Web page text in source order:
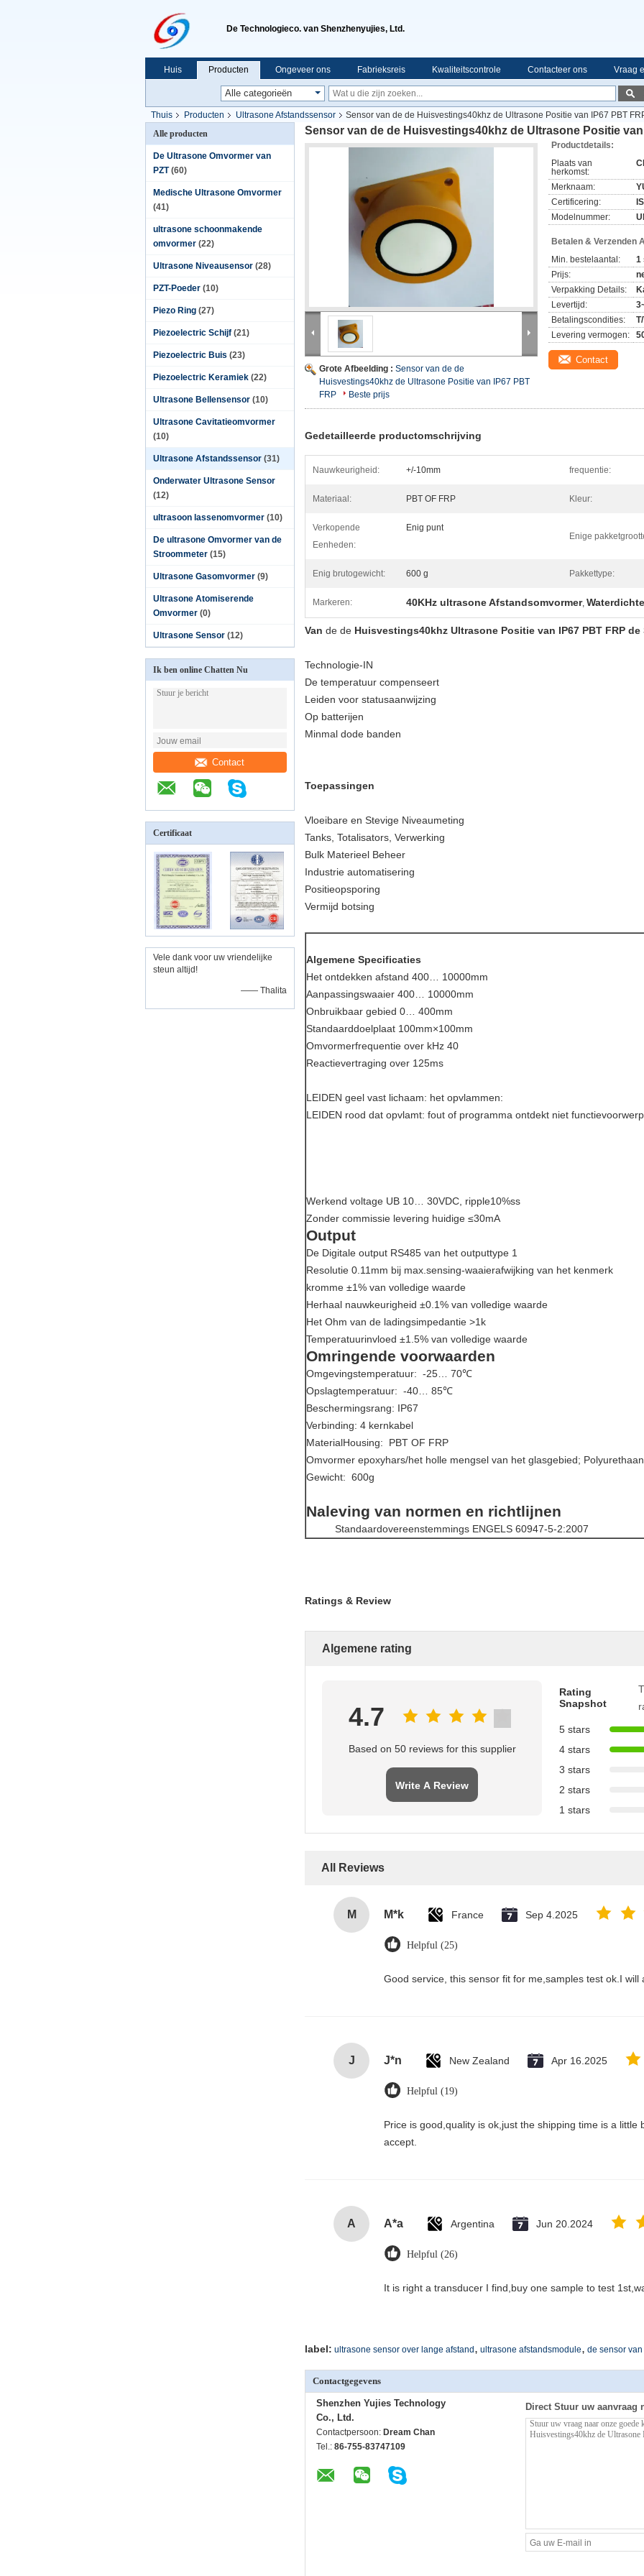
De Technologieco. van Shenzhenyujies, Ltd.
Huis Producten Ongeveer ons Fabrieksreis Kwaliteitscontrole Contacteer ons Vraag
Thuis Producten Ultrasone Afstandssensor
Sensor van de de Huisvestings40khz de Ultrasone Positie van IP67 PBT
Alle producten
De Ultrasone Omvormer van
PZT (60)
Medische Ultrasone Omvormer
(41)
ultrasone schoonmakende
omvormer (22)
Ultrasone Niveausensor (28)
PZT-Poeder (10)
Piezo Ring (27)
Piezoelectric Schijf (21)
Piezoelectric Buis (23)
Piezoelectric Keramiek (22)
Ultrasone Bellensensor (10)
Ultrasone Cavitatieomvormer
(10)
Ultrasone Afstandssensor (31)
Onderwater Ultrasone Sensor
(12)
ultrasoon lassenomvormer (10)
De ultrasone Omvormer van de
Stroommeter (15)
Ultrasone Gasomvormer (9)
Ultrasone Atomiserende
Omvormer (0)
Ultrasone Sensor (12)
Ik ben online Chatten Nu
Contact
Certificaat
Vele dank voor uw vriendelijke
steun altijd!
—— Thalita
Sensor van de de Huisvestings40khz de Ultrasone Positie van
Grote Afbeelding : Sensor van de de
Huisvestings40khz de Ultrasone Positie van IP67 PBT
FRP
Beste prijs
Productdetails:
Plaats van
herkomst:
Merknaam:
Certificering:
Modelnummer:
Betalen & Verzenden
Min. bestelaantal:
1
Prijs:
Verpakking Details:
Levertijd:
Betalingscondities:
Levering vermogen:
Contact
Gedetailleerde productomschrijving
Nauwkeurigheid: +/-10mm frequentie:
Materiaal: PBT OF FRP Kleur:
Verkopende
Eenheden:
Enig punt
Enige
Enig brutogewicht: 600 g Pakkettype:
Markeren: 40KHz ultrasone Afstandsomvormer,
Van de de Huisvestings40khz Ultrasone Positie van IP67 PBT FRP de
Technologie-IN
De temperatuur compenseert
Leiden voor statusaanwijzing
Op batterijen
Minmal dode banden
Toepassingen
Vloeibare en Stevige Niveaumeting
Tanks, Totalisators, Verwerking
Bulk Materieel Beheer
Industrie automatisering
Positieopsporing
Vermijd botsing
Algemene Specificaties
Het ontdekken afstand 400… 10000mm
Aanpassingswaaier 400… 10000mm
Onbruikbaar gebied 0… 400mm
Standaarddoelplaat 100mm×100mm
Omvormerfrequentie over kHz 40
Reactievertraging over 125ms
LEIDEN geel vast lichaam: het opvlammen:
LEIDEN rood dat opvlamt: fout of programma ontdekt niet functievoorwerp
Werkend voltage UB 10… 30VDC, ripple10%ss
Zonder commissie levering huidige ≤30mA
Output
De Digitale output RS485 van het outputtype 1
Resolutie 0.11mm bij max.sensing-waaierafwijking van het kenmerk
kromme ±1% van volledige waarde
Herhaal nauwkeurigheid ±0.1% van volledige waarde
Het Ohm van de ladingsimpedantie >1k
Temperatuurinvloed ±1.5% van volledige waarde
Omringende voorwaarden
Omgevingstemperatuur: -25… 70℃
Opslagtemperatuur: -40… 85℃
Beschermingsrang: IP67
Verbinding: 4 kernkabel
MaterialHousing: PBT OF FRP
Omvormer epoxyhars/het holle mengsel van het glasgebied;
Gewicht: 600g
Naleving van normen en richtlijnen
Standaardovereenstemmings ENGELS 60947-5-2:2007
Ratings & Review
Algemene rating
4.7
Based on 50 reviews for this supplier
Write A Review
Rating
Snapshot
5 stars
4 stars
3 stars
2 stars
1 stars
All Reviews
M M*k France Sep 4.2025
Helpful (25)
Good service, this sensor fit for me,samples test ok.I will
J J*n New Zealand Apr 16.2025
Helpful (19)
Price is good,quality is ok,just the shipping time is a little
accept.
A A*a Argentina Jun 20.2024
Helpful (26)
It is right a transducer I find,buy one sample to test
label: ultrasone sensor over lange afstand , ultrasone afstandsmodule, de sensor
Contactgegevens
Shenzhen Yujies Technology
Co., Ltd.
Contactpersoon: Dream Chan
Tel.: 86-755-83747109
Direct Stuur uw aanvraag